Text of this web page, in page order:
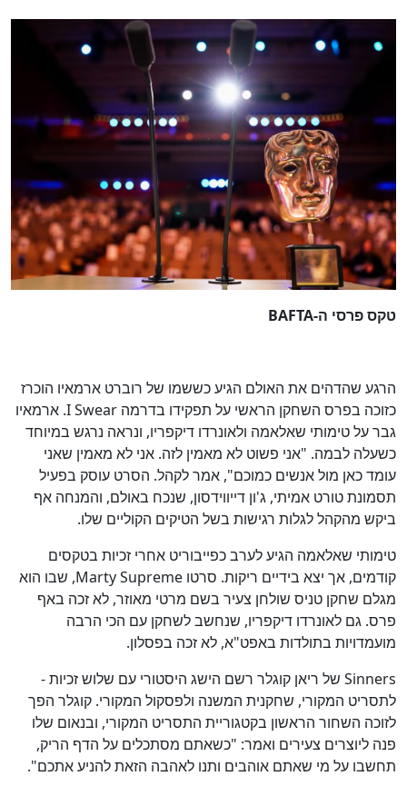
טקס פרסי ה-BAFTA
הרגע שהדהים את האולם הגיע כששמו של רוברט ארמאיו הוכרז
כזוכה בפרס השחקן הראשי על תפקידו בדרמה I Swear. ארמאיו
גבר על טימותי שאלאמה ולאונרדו דיקפריו, ונראה נרגש במיוחד
כשעלה לבמה. "אני פשוט לא מאמין לזה. אני לא מאמין שאני
עומד כאן מול אנשים כמוכם", אמר לקהל. הסרט עוסק בפעיל
תסמונת טורט אמיתי, ג'ון דייווידסון, שנכח באולם, והמנחה אף
ביקש מהקהל לגלות רגישות בשל הטיקים הקוליים שלו.
טימותי שאלאמה הגיע לערב כפייבוריט אחרי זכיות בטקסים
קודמים, אך יצא בידיים ריקות. סרטו Marty Supreme, שבו הוא
מגלם שחקן טניס שולחן צעיר בשם מרטי מאוזר, לא זכה באף
פרס. גם לאונרדו דיקפריו, שנחשב לשחקן עם הכי הרבה
מועמדויות בתולדות באפט"א, לא זכה בפסלון.
Sinners של ריאן קוגלר רשם הישג היסטורי עם שלוש זכיות -
לתסריט המקורי, שחקנית המשנה ולפסקול המקורי. קוגלר הפך
לזוכה השחור הראשון בקטגוריית התסריט המקורי, ובנאום שלו
פנה ליוצרים צעירים ואמר: "כשאתם מסתכלים על הדף הריק,
תחשבו על מי שאתם אוהבים ותנו לאהבה הזאת להניע אתכם".